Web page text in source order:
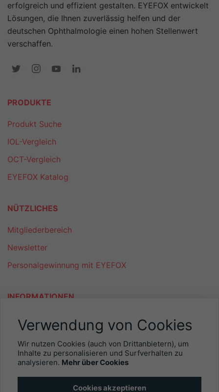
erfolgreich und effizient gestalten. EYEFOX entwickelt
Lösungen, die Ihnen zuverlässig helfen und der
deutschen Ophthalmologie einen hohen Stellenwert
verschaffen.
PRODUKTE
Produkt Suche
IOL-Vergleich
OCT-Vergleich
EYEFOX Katalog
NÜTZLICHES
Mitgliederbereich
Newsletter
Personalgewinnung mit EYEFOX
INFORMATIONEN
Was ist EYEFOX – Ihre Möglichkeiten
Kontakt
Verwendung von Cookies
Wir nutzen Cookies (auch von Drittanbietern), um
Inhalte zu personalisieren und Surfverhalten zu
analysieren. Mehr über Cookies
Cookies akzeptieren